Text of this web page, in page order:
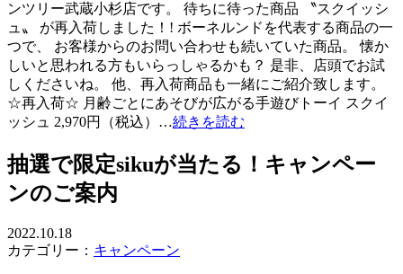
ンツリー武蔵小杉店です。 待ちに待った商品 〝スクイッシ
ュ〟 が再入荷しました！! ボーネルンドを代表する商品の一
つで、 お客様からのお問い合わせも続いていた商品。 懐か
しいと思われる方もいらっしゃるかも？ 是非、店頭でお試
しくださいね。 他、再入荷商品も一緒にご紹介致します。
☆再入荷☆ 月齢ごとにあそびが広がる手遊びトーイ スクイ
ッシュ 2,970円（税込）…続きを読む
抽選で限定sikuが当たる！キャンペー
ンのご案内
2022.10.18
カテゴリー： キャンペーン